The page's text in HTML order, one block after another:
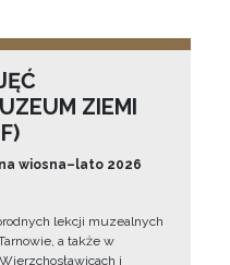
ZIEMI
wiosna–lato 2026
lekcji muzealnych
a także w
i